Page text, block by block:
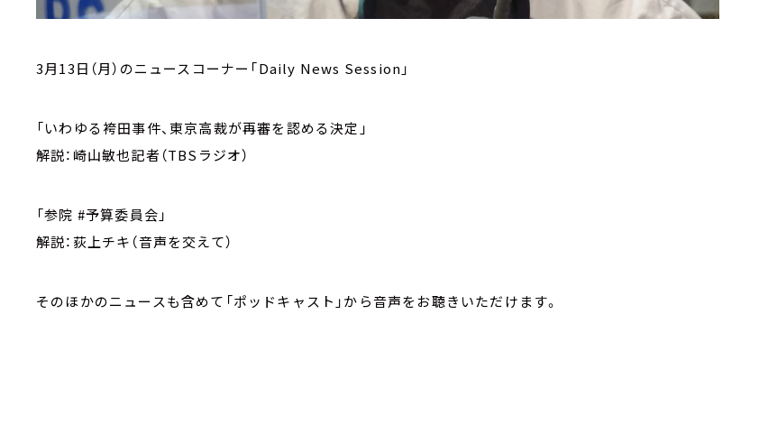
3月13日（月）のニュースコーナー「Daily News Session」
「いわゆる袴田事件、東京高裁が再審を認める決定」
解説：崎山敏也記者（TBSラジオ）
「参院 #予算委員会」
解説：荻上チキ（音声を交えて）
そのほかのニュースも含めて「ポッドキャスト」から音声をお聴きいただけます。